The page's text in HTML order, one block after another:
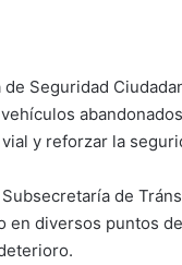
Seguridad
y reforzar la
de
en diversos puntos